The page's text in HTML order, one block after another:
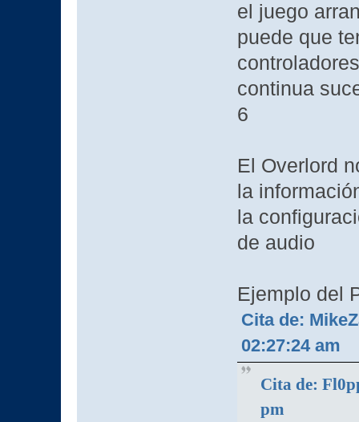
el juego
puede que
continua
6
El Overlord
la
la
de audio
Ejemplo del
Cita de:
02:27:24 am
Cita de:
pm